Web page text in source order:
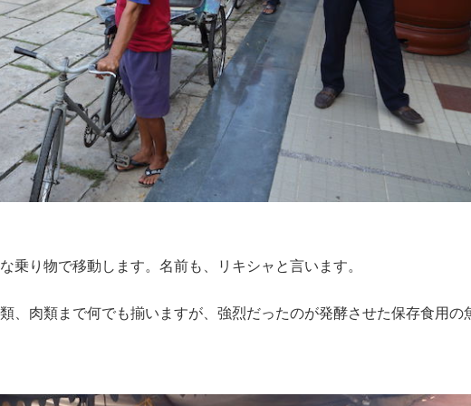
乗り物で移動します。名前も、リキシャと言います。
、肉類まで何でも揃いますが、強烈だったのが発酵させた保存食用の